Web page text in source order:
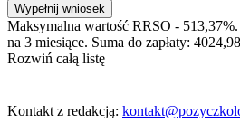
Wypełnij wniosek
Maksymalna wartość RRSO -
na 3 miesiące. Suma do zapłaty:
Rozwiń całą listę
Kontakt z redakcją: